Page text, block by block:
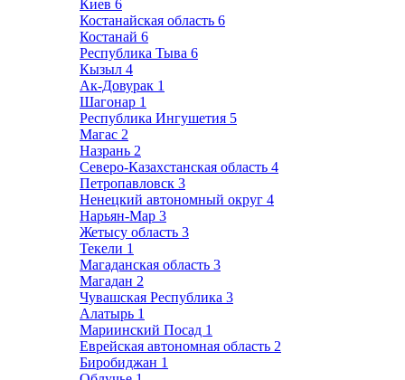
Киев 6
Костанайская область 6
Костанай 6
Республика Тыва 6
Кызыл 4
Ак-Довурак 1
Шагонар 1
Республика Ингушетия 5
Магас 2
Назрань 2
Северо-Казахстанская область 4
Петропавловск 3
Ненецкий автономный округ 4
Нарьян-Мар 3
Жетысу область 3
Текели 1
Магаданская область 3
Магадан 2
Чувашская Республика 3
Алатырь 1
Мариинский Посад 1
Еврейская автономная область 2
Биробиджан 1